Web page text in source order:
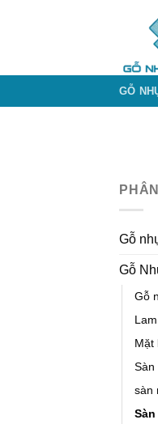
GỖ
Gỗ
Gỗ
Gỗ
Mặt
Sàn
sàn